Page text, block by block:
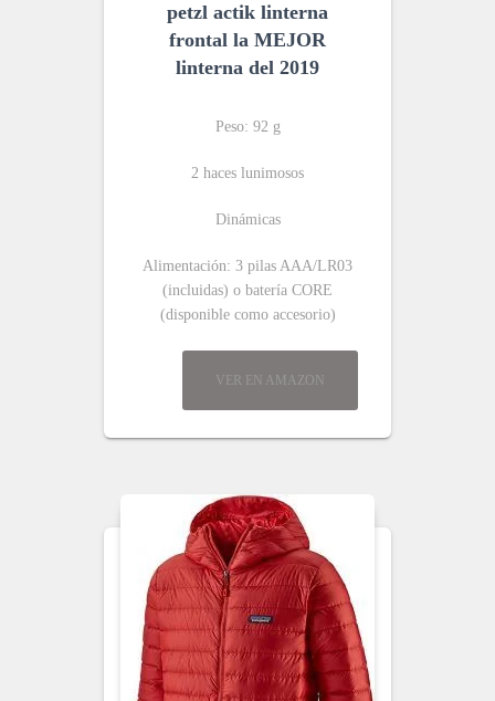
petzl actik linterna
frontal la MEJOR
linterna del 2019
Peso: 92 g
2 haces lunimosos
Dinámicas
Alimentación: 3 pilas AAA/LR03
(incluidas) o batería CORE
(disponible como accesorio)
VER EN AMAZON